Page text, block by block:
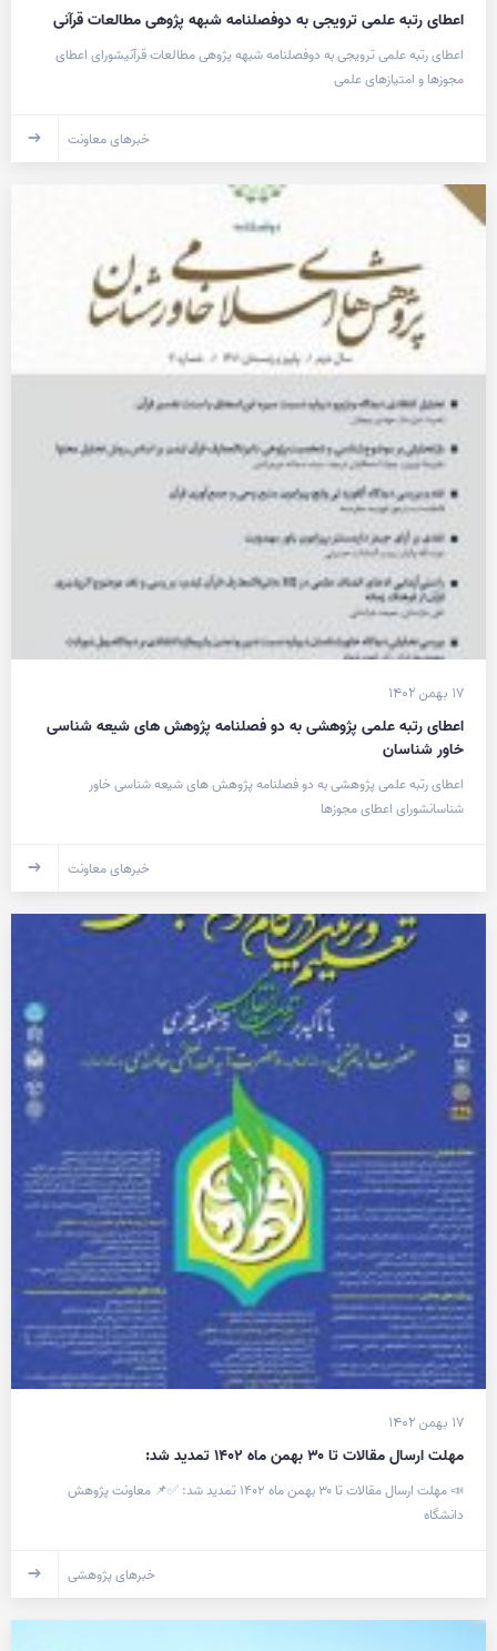
اعطای رتبه علمی ترویجی به دوفصلنامه شبهه پژوهی مطالعات قرآنی
اعطای رتبه علمی ترویجی به دوفصلنامه شبهه پژوهی مطالعات قرآنیشورای اعطای
مجوزها و امتیازهای علمی
خبرهای معاونت
۱۷ بهمن ۱۴۰۲
اعطای رتبه علمی پژوهشی به دو فصلنامه پژوهش های شیعه شناسی
خاور شناسان
اعطای رتبه علمی پژوهشی به دو فصلنامه پژوهش های شیعه شناسی خاور
شناسانشورای اعطای مجوزها
خبرهای معاونت
۱۷ بهمن ۱۴۰۲
مهلت ارسال مقالات تا ۳۰ بهمن ماه ۱۴۰۲ تمدید شد:
📣 مهلت ارسال مقالات تا ۳۰ بهمن ماه ۱۴۰۲ تمدید شد: ✅📌 معاونت پژوهش
دانشگاه
خبرهای پژوهشی